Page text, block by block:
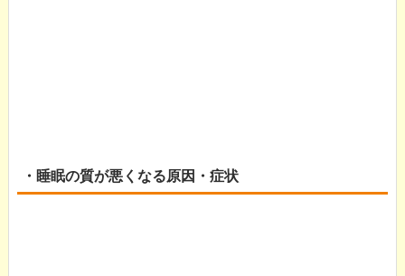
・睡眠の質が悪くなる原因・症状